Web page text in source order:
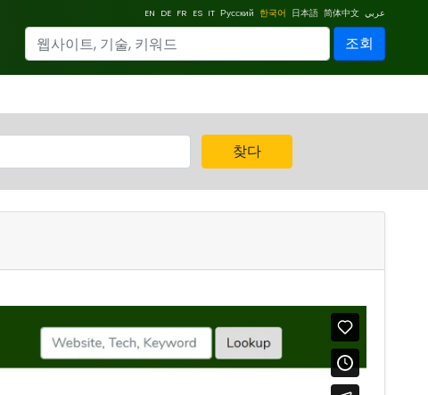
EN DE FR ES IT Русский 한국어 日本語 简体中文 عربي
조회
찾다